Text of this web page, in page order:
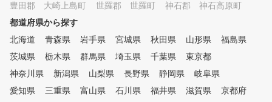
豊田郡 大崎上島町
世羅郡 世羅町
神石郡 神石高原町
都道府県から探す
北海道
青森県 岩手県 宮城県 秋田県 山形県
福島県
茨城県
栃木県 群馬県 埼玉県 千葉県
東京都
神奈川県
新潟県 山梨県 長野県 静岡県
岐阜県
愛知県
三重県 富山県 石川県 福井県 滋賀県
京都府